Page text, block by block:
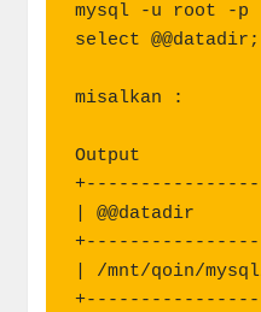
mysql -u root -p
select @@datadir;
misalkan :
Output
| @@datadir
| /mnt/qoin/